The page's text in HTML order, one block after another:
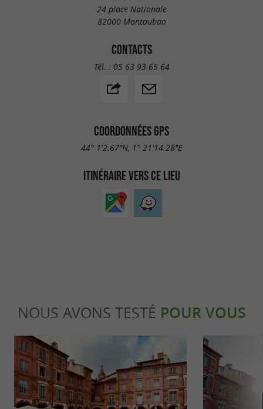
24 place Nationale
82000 Montauban
CONTACTS
Tél. : 05 63 93 65 64
COORDONNÉES GPS
44° 1'2.67"N, 1° 21'14.28"E
ITINÉRAIRE VERS CE LIEU
NOUS AVONS TESTÉ POUR VOUS